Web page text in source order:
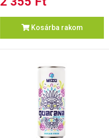
Kosárba rakom